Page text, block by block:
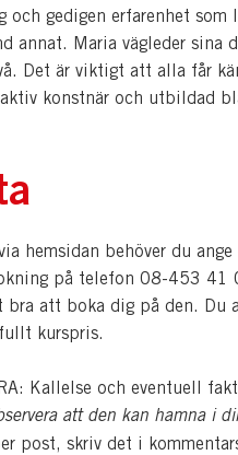
och gedigen erfarenhet som
annat. Maria vägleder sina
Det är viktigt att alla får
konstnär och utbildad
hemsidan behöver du
på telefon 08-453 41
bra att boka dig på den. Du
kurspris.
Kallelse och eventuell
att den kan hamna i
post, skriv det i